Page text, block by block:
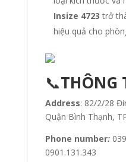
Insize 4723 trở
hiệu quả cho
📞THÔNG
Address: 82/2/28
Quận Bình Thạnh,
Phone number:
0901.131.343